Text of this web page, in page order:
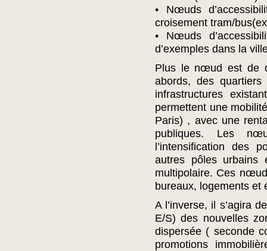
• Nœuds
croisement tram/
• Nœuds
d’exemples dans la
Plus le nœud est de
abords, des
infrastructures
permettent une
Paris) , avec une
publiques. Les
l’intensification des
autres pôles urbains
multipolaire. Ces
bureaux, logements et
A l’inverse, il s’agira
E/S) des nouvelles
dispersée ( seconde
promotions